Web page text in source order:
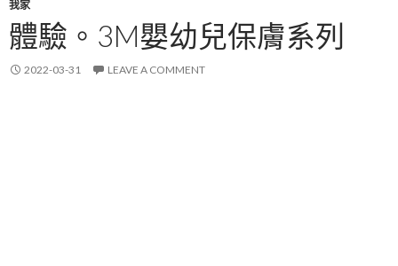
我家
體驗。3M嬰幼兒保膚系列
2022-03-31 LEAVE A COMMENT